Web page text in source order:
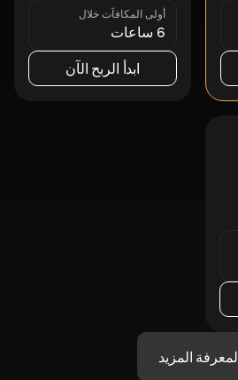
أولى المكافآت خلال
6 ساعات
ابدأ الربح الآن
لمعرفة المزيد